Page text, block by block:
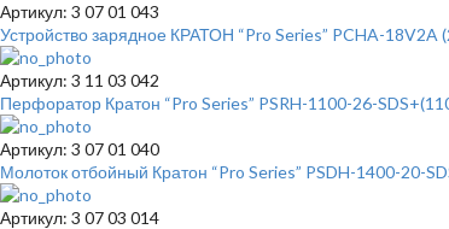
Артикул: 3 07 01 043
Устройство зарядное КРАТОН “Pro Series” PCHA-18V2A
Артикул: 3 11 03 042
Перфоратор Кратон “Pro Series” PSRH-1100-26-
Артикул: 3 07 01 040
Молоток отбойный Кратон “Pro Series” PSDH-1400-20-
Артикул: 3 07 03 014